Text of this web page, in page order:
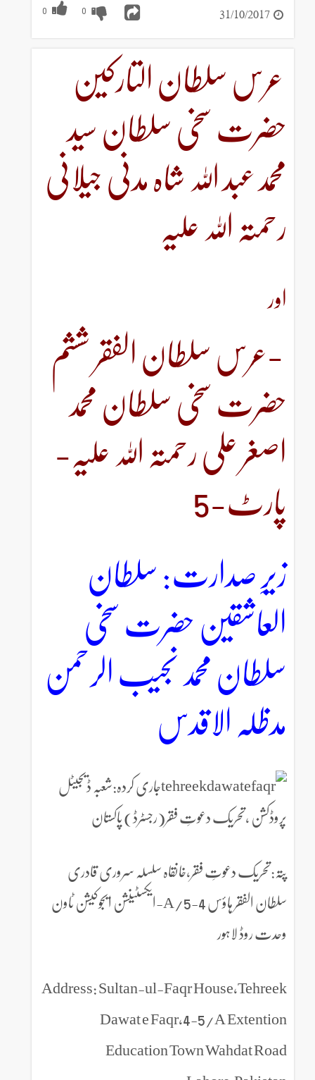
0 0 31/10/2017
عرس سلطان التارکین
حضرت سخی سلطان سید
محمدعبد اللہ شاہ مدنی جیلانی
رحمتہ اللہ علیہ
اور
-عرس سلطان الفقر ششم
حضرت سخی سلطان محمد
اصغر علی رحمتہ اللہ علیہ-
پارٹ-5
زیرِ صدارت: سلطان
العاشقین حضرت سخی
سلطان محمد نجیب الرحمن
مدظلہ الاقدس
جاری کردہ:شعبہ ڈیجیٹل
پروڈکشن ،تحریک دعوتِ فقر(رجسٹرڈ) پاکستان
پتہ:تحریک دعوتِ فقر،خانقاہ سلسلہ سروری قادری
سلطان الفقر ہاؤس 4-5/A-ایکسٹینشن ایجوکیشن ٹاون
وحدت روڈ لاہور
Address: Sultan-ul-Faqr House,Tehreek
Dawat e Faqr,4-5/A Extention
Education Town Wahdat Road